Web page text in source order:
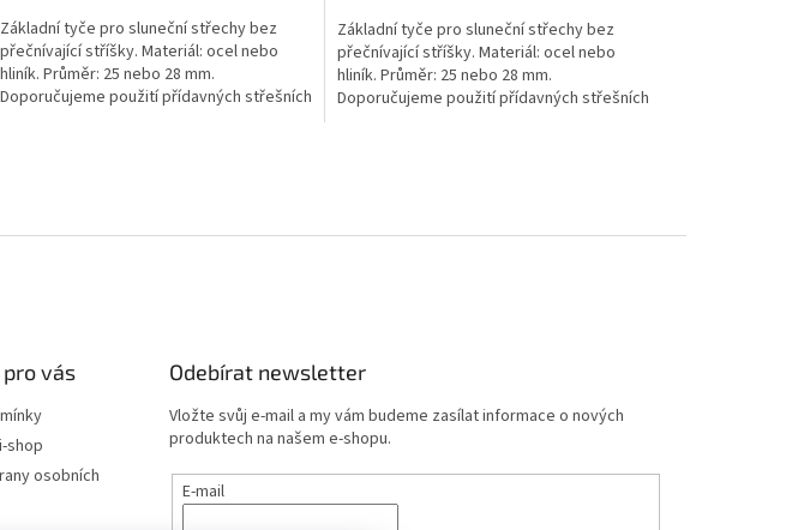
Základní tyče pro sluneční střechy bez
přečnívající stříšky. Materiál: ocel nebo
hliník. Průměr: 25 nebo 28 mm.
Doporučujeme použití přídavných střešních
Základní tyče pro sluneční střechy bez
přečnívající stříšky. Materiál: ocel nebo
hliník. Průměr: 25 nebo 28 mm.
Doporučujeme použití přídavných střešních
d
vás
shop
osobních
Odebírat newsletter
Vložte svůj e-mail a my vám budeme zasílat informace o nových
produktech na našem e-shopu.
E-mail